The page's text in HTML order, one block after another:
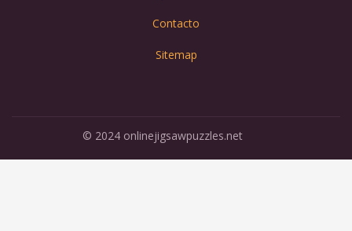
Contacto
Sitemap
© 2024 onlinejigsawpuzzles.net